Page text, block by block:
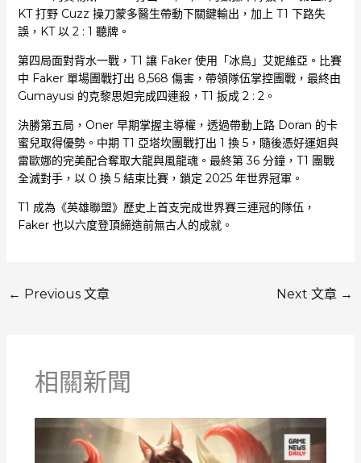
KT 打野 Cuzz 操刀蒙多醫生帶動下關鍵輸出，加上 T1 下路失
誤，KT 以 2 : 1 聽牌。
第四局面對背水一戰，T1 讓 Faker 使用「冰鳥」艾妮維亞。比賽
中 Faker 單場團戰打出 8,568 傷害，帶領隊伍掌控團戰，最終由
Gumayusi 的克黎思妲完成四連殺，T1 扳成 2 : 2。
決勝第五局，Oner 早期掌握主導權，透過帶動上路 Doran 的卡
蜜兒取得優勢。中期 T1 亞塔坎團戰打出 1 換 5，隨後憑好運姐與
雷歐娜的完美配合奪取大龍與風龍魂。最終第 36 分鐘，T1 團戰
全滅對手，以 0 換 5 結束比賽，鎖定 2025 年世界冠軍。
T1 成為《英雄聯盟》歷史上首支完成世界賽三連冠的隊伍，
Faker 也以六度登頂締造前無古人的成就。
← Previous 文章 Next 文章 →
相關新聞